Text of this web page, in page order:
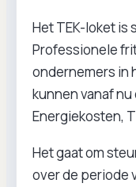
Het TEK-loket is
Professionele
ondernemers in
kunnen vanaf
Energiekosten,
Het gaat om
over de periode